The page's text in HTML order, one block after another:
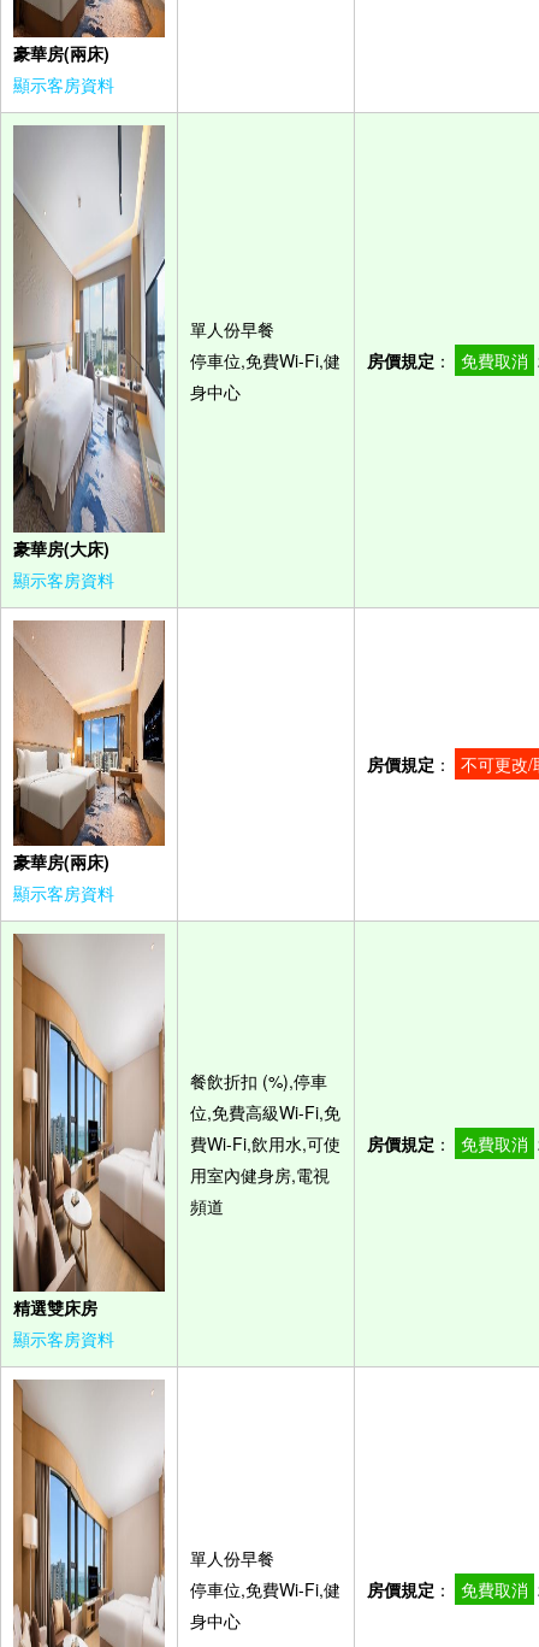
豪華房(兩床)
顯示客房資料
豪華房(大床)
顯示客房資料
單人份早餐
停車位,免費Wi-Fi,健
身中心
房價規定 ： 免費取消
豪華房(兩床)
顯示客房資料
房價規定 ： 不可更改/
精選雙床房
顯示客房資料
餐飲折扣 (%),停車
位,免費高級Wi-Fi,免
費Wi-Fi,飲用水,可使
用室內健身房,電視
頻道
房價規定 ： 免費取消
單人份早餐
停車位,免費Wi-Fi,健
身中心
房價規定 ： 免費取消